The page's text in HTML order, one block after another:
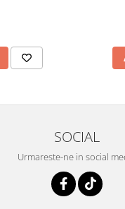
SOCIAL
Urmareste-ne in social